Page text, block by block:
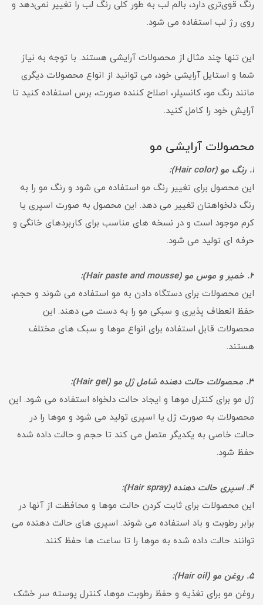
رنگ قوی‌تری دارد، بالم لب به طور کلی رنگ لب را تغییر نمی‌دهد و
روی رژ لب استفاده می شود.
این تنها چند مثال از محصولات آرایشی هستند. با توجه به نیاز
شما و استایل آرایشی خود، می توانید از انواع محصولات دیگری
مانند رنگ مو، كانسيلر، اصلاح كننده صورت، برس استفاده کنید تا
آرایش خود را کامل کنید.
محصولات آرایشی مو
1. رنگ مو (Hair color):
این محصول برای تغییر رنگ مو استفاده می شود و رنگ مو را به
رنگ دلخواهتان تغییر می دهد. این محصول به صورت اسپری یا
کرم موجود است و در نسخه های مناسب برای کاربردهای خانگی و
حرفه ای تولید می شود.
2. خمیر و موس مو (Hair paste and mousse):
این محصولات برای دستگاه دادن به مو استفاده می شوند و حجم،
حفظ انعطاف پذیری و سبکی مو را به دست می دهند. این
محصولات قابل استفاده برای انواع موها و سبک های مختلف
هستند.
3. محصولات حالت دهنده شامل ژل مو (Hair gel):
ژل مو برای کنترل موها و ایجاد حالت دلخواه استفاده می شود. این
محصولات به صورت ژل یا اسپری تولید می شود و موها را در
حالت خاصی به یکدیگر متصل می کند تا حجم و حالت داده شده
حفظ شود.
4. اسپری حالت دهنده (Hair spray):
این محصولات برای ثابت کردن حالت موها و محافظت از آنها در
برابر رطوبت و باد استفاده می شوند. اسپری های حالت دهنده می
توانند حالت داده شده به موها را تا ساعت ها حفظ کنند.
5. روغن مو (Hair oil):
روغن مو برای تغذیه و حفظ رطوبت موها، کنترل پوسته سر خشک